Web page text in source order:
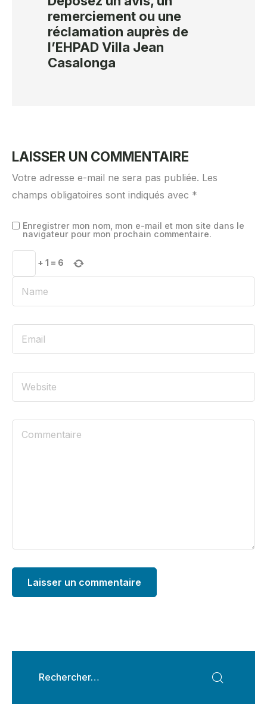
remerciement ou une
réclamation auprès de
l’EHPAD Villa Jean
Casalonga
LAISSER UN COMMENTAIRE
Votre adresse e-mail ne sera pas publiée. Les
champs obligatoires sont indiqués avec *
Enregistrer mon nom, mon e-mail et mon site dans le
navigateur pour mon prochain commentaire.
+ 1 = 6